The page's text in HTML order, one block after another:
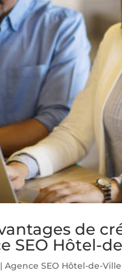
de
SEO Hôtel-
|Agence SEO Hôtel-de-Ville